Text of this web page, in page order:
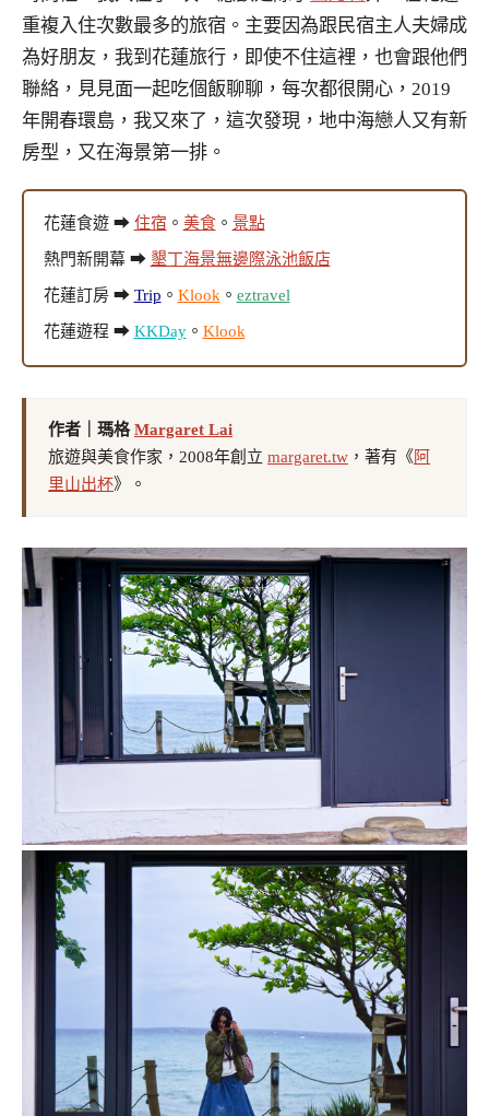
重複入住次數最多的旅宿。主要因為跟民宿主人夫婦成
為好朋友，我到花蓮旅行，即使不住這裡，也會跟他們
聯絡，見見面一起吃個飯聊聊，每次都很開心，2019
年開春環島，我又來了，這次發現，地中海戀人又有新
房型，又在海景第一排。
花蓮食遊 ➡ 住宿 。 美食。 景點
熱門新開幕 ➡ 墾丁海景無邊際泳池飯店
花蓮訂房 ➡ Trip 。 Klook。 eztravel
花蓮遊程 ➡ KKDay。 Klook
作者｜瑪格Margaret Lai
旅遊與美食作家，2008年創立 margaret.tw ，著有《阿
里山出杯》。